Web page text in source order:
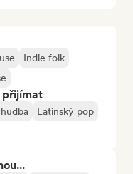
Indie folk
přijímat
Latinský pop